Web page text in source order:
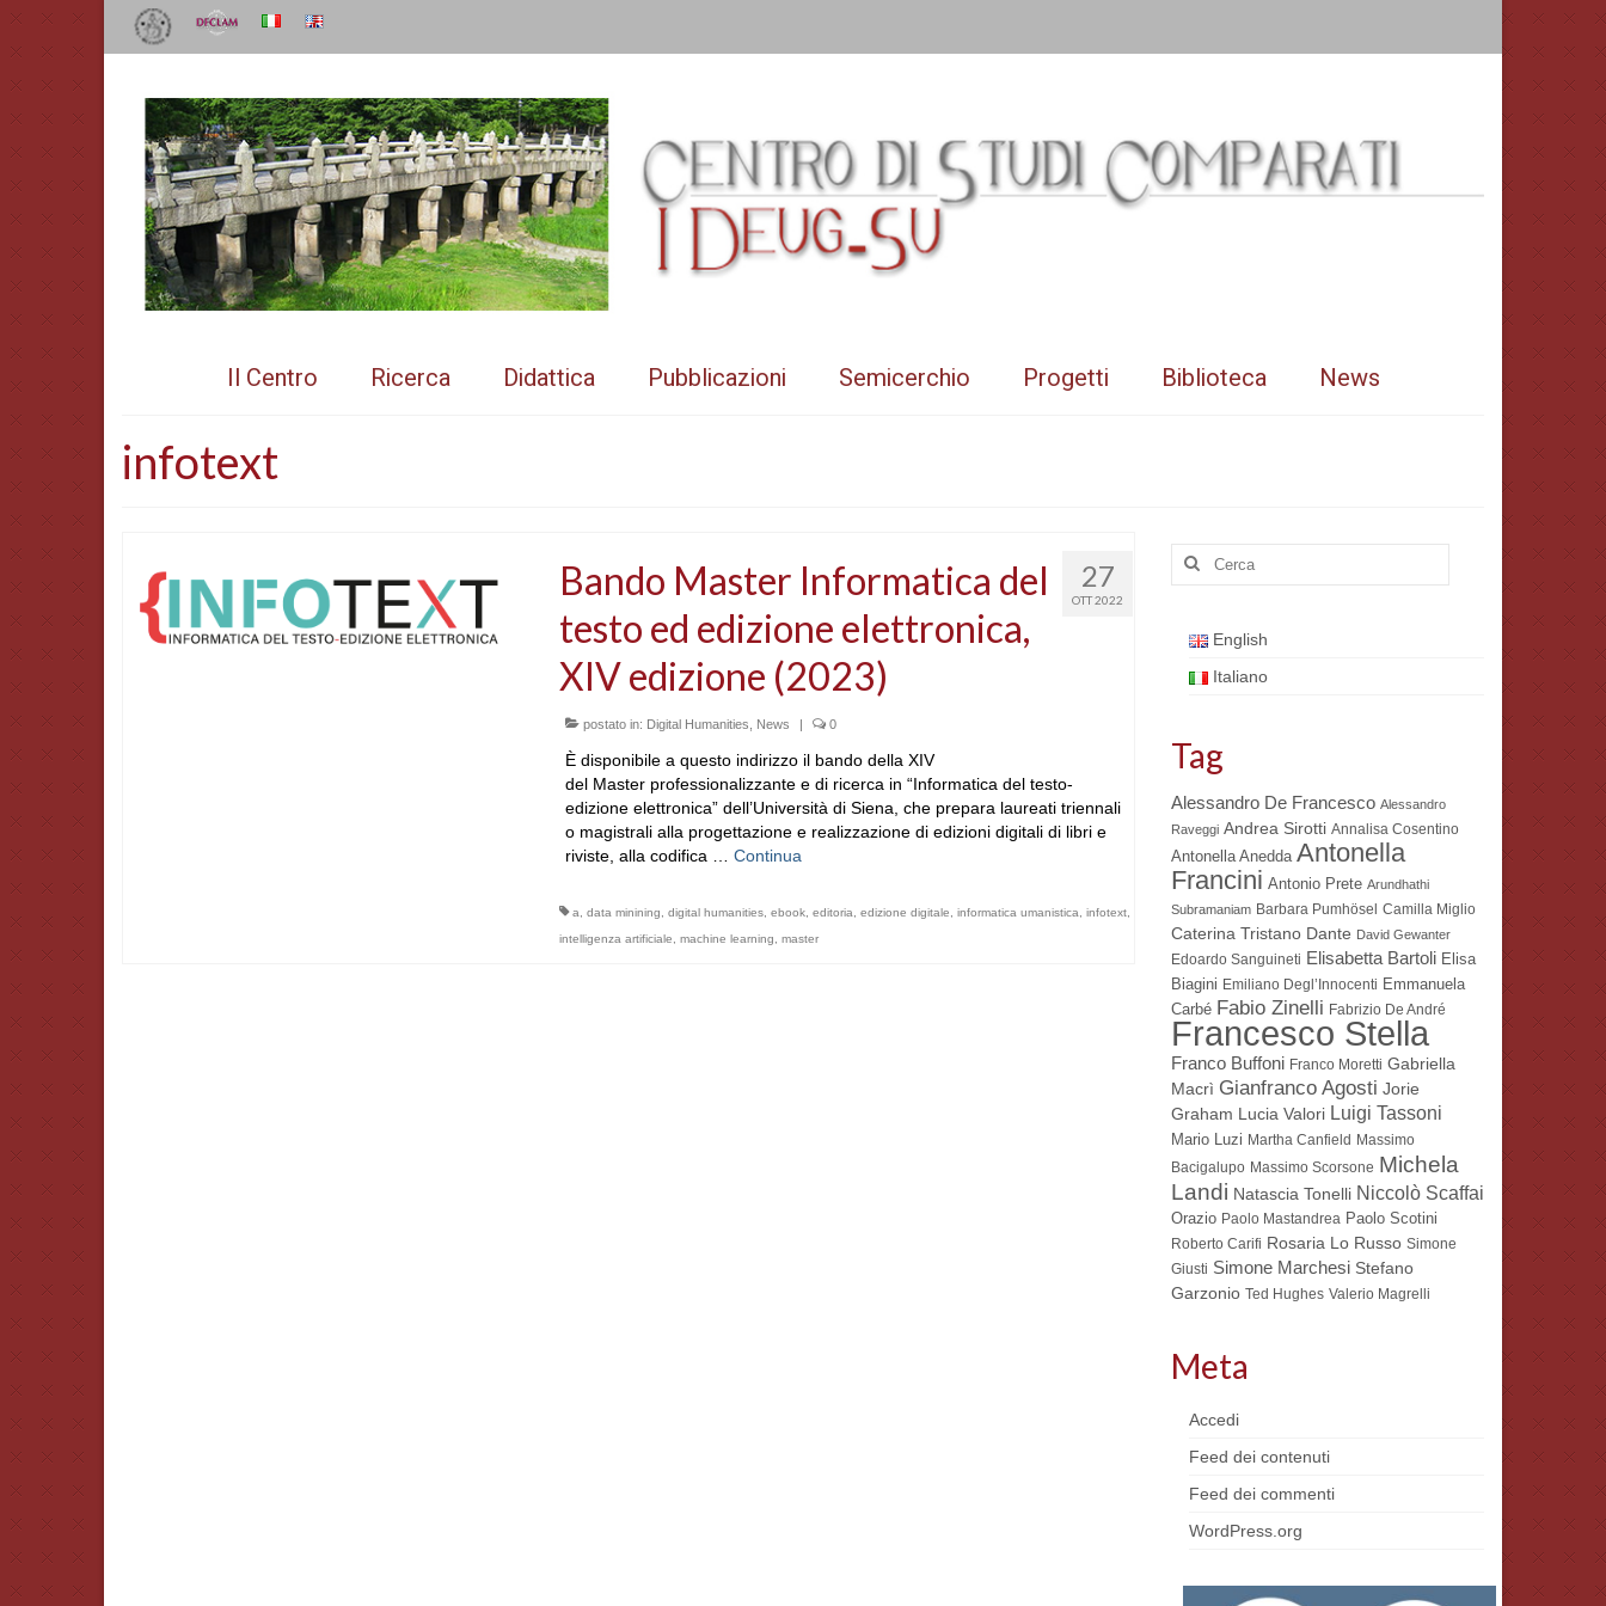
Il Centro Ricerca Didattica Pubblicazioni Semicerchio Progetti Biblioteca News
infotext
27
OTT 2022
Bando Master Informatica del
testo ed edizione elettronica,
XIV edizione (2023)
postato in: Digital Humanities News | 0
È disponibile a questo indirizzo il bando della XIV
del Master professionalizzante e di ricerca in “Informatica del testo-
edizione elettronica” dell’Università di Siena, che prepara laureati triennali
o magistrali alla progettazione e realizzazione di edizioni digitali di libri e
riviste, alla codifica … Continua
a data minining digital humanities, ebook, editoria edizione digitale informatica umanistica infotext,
intelligenza artificiale
machine learning master
Cerca:
English
Italiano
Tag
Alessandro De Francesco Alessandro
Raveggi Andrea Sirotti Annalisa Cosentino
Antonella Anedda Antonella
Francini Antonio Prete Arundhathi
Subramaniam Barbara Pumhösel Camilla Miglio
Caterina Tristano Dante David Gewanter
Edoardo Sanguineti Elisabetta Bartoli Elisa
Biagini Emiliano Degl’Innocenti Emmanuela
Carbé Fabio Zinelli Fabrizio De André
Francesco Stella
Franco Buffoni Franco Moretti Gabriella
Macrì Gianfranco Agosti Jorie
Graham Lucia Valori Luigi Tassoni
Mario Luzi Martha Canfield Massimo
Bacigalupo Massimo Scorsone Michela
Landi Natascia Tonelli Niccolò Scaffai
Orazio Paolo Mastandrea Paolo Scotini
Roberto Carifi Rosaria Lo Russo Simone
Giusti Simone Marchesi Stefano
Garzonio Ted Hughes Valerio Magrelli
Meta
Accedi
Feed dei contenuti
Feed dei commenti
WordPress.org